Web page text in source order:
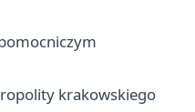
krakowskiego